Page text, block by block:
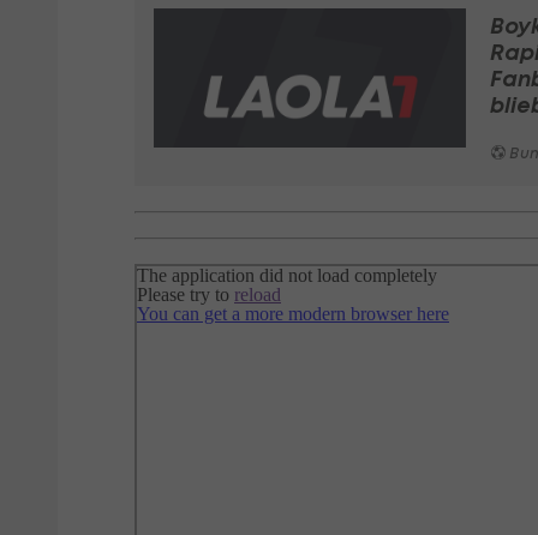
Bundesliga